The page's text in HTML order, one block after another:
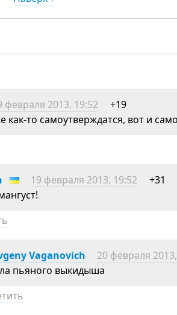
февраля 2013, 19:52
+19
как-то самоутверждатся, вот и
19 февраля 2013, 19:52
+31
Vaganovich 20 февраля
пьяного выкидыша